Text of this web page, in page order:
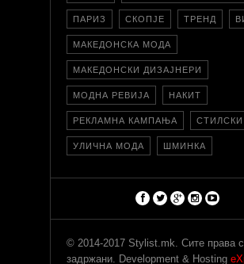
ПАРИЗ СКОПЈЕ ТРЕНД
МАКЕДОНСКА МОДА
МАКЕДОНСКИ ДИЗАЈНЕРИ
МОДНА РЕВИЈА НАКИТ
РЕКЛАМНА КАМПАЊА
УЛИЧНА МОДА ШМИНКА
© 2014-2017 Stylist.mk. Сите права
задржани. Development & Hosting